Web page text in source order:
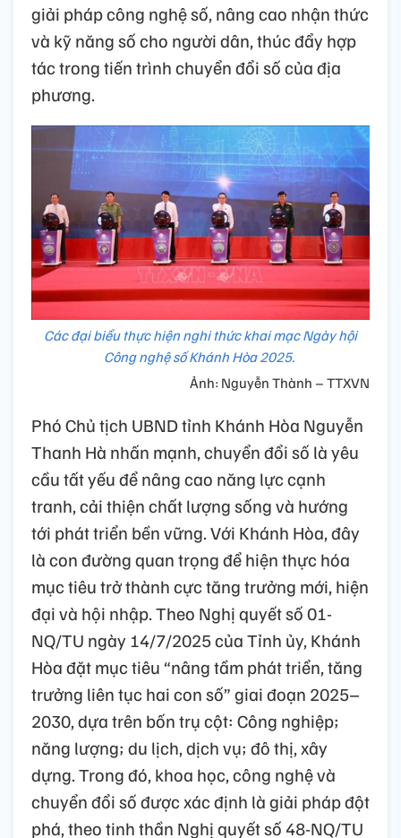
giải pháp công nghệ số, nâng cao nhận thức
và kỹ năng số cho người dân, thúc đẩy hợp
tác trong tiến trình chuyển đổi số của địa
phương.
Các đại biểu thực hiện nghi thức khai mạc Ngày hội
Công nghệ số Khánh Hòa 2025.
Ảnh: Nguyễn Thành – TTXVN
Phó Chủ tịch UBND tỉnh Khánh Hòa Nguyễn
Thanh Hà nhấn mạnh, chuyển đổi số là yêu
cầu tất yếu để nâng cao năng lực cạnh
tranh, cải thiện chất lượng sống và hướng
tới phát triển bền vững. Với Khánh Hòa, đây
là con đường quan trọng để hiện thực hóa
mục tiêu trở thành cực tăng trưởng mới, hiện
đại và hội nhập. Theo Nghị quyết số 01-
NQ/TU ngày 14/7/2025 của Tỉnh ủy, Khánh
Hòa đặt mục tiêu “nâng tầm phát triển, tăng
trưởng liên tục hai con số” giai đoạn 2025–
2030, dựa trên bốn trụ cột: Công nghiệp;
năng lượng; du lịch, dịch vụ; đô thị, xây
dựng. Trong đó, khoa học, công nghệ và
chuyển đổi số được xác định là giải pháp đột
phá, theo tinh thần Nghị quyết số 48-NQ/TU